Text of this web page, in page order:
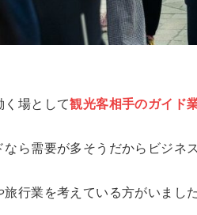
く場として観光客相手のガイド
ら需要が多そうだからビジネ
行業を考えている方がいまし